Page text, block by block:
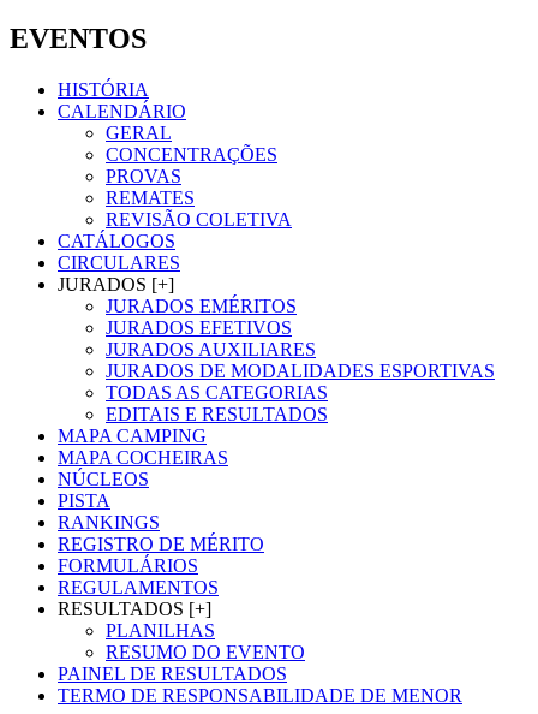
EVENTOS
HISTÓRIA
CALENDÁRIO
GERAL
CONCENTRAÇÕES
PROVAS
REMATES
REVISÃO COLETIVA
CATÁLOGOS
CIRCULARES
JURADOS [+]
JURADOS EMÉRITOS
JURADOS EFETIVOS
JURADOS AUXILIARES
JURADOS DE MODALIDADES ESPORTIVAS
TODAS AS CATEGORIAS
EDITAIS E RESULTADOS
MAPA CAMPING
MAPA COCHEIRAS
NÚCLEOS
PISTA
RANKINGS
REGISTRO DE MÉRITO
FORMULÁRIOS
REGULAMENTOS
RESULTADOS [+]
PLANILHAS
RESUMO DO EVENTO
PAINEL DE RESULTADOS
TERMO DE RESPONSABILIDADE DE MENOR